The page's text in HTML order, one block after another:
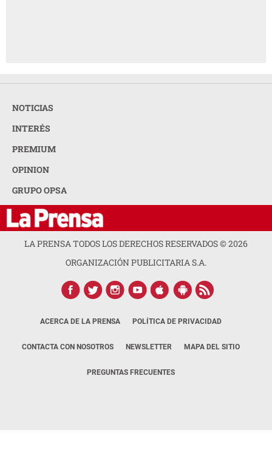
NOTICIAS
INTERÉS
PREMIUM
OPINION
GRUPO OPSA
LA PRENSA TODOS LOS DERECHOS RESERVADOS ©2026
ORGANIZACIÓN PUBLICITARIA S.A.
ACERCA DE LA PRENSA POLÍTICA DE PRIVACIDAD
CONTACTA CON NOSOTROS NEWSLETTER MAPA DEL SITIO
PREGUNTAS FRECUENTES